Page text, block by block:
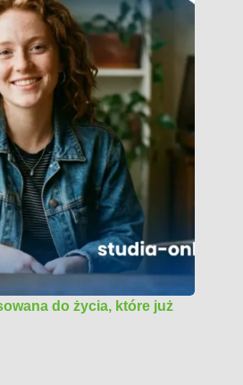
do życia, które już